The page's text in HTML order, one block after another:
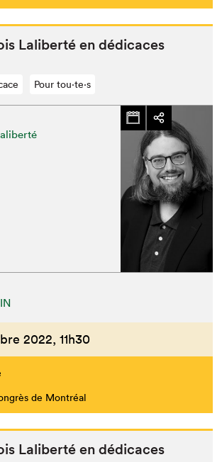
Lal­ib­erté en dédicaces
Pour tou⋅te⋅s
2022, 11h30
de Montréal
Lal­ib­erté en dédicaces